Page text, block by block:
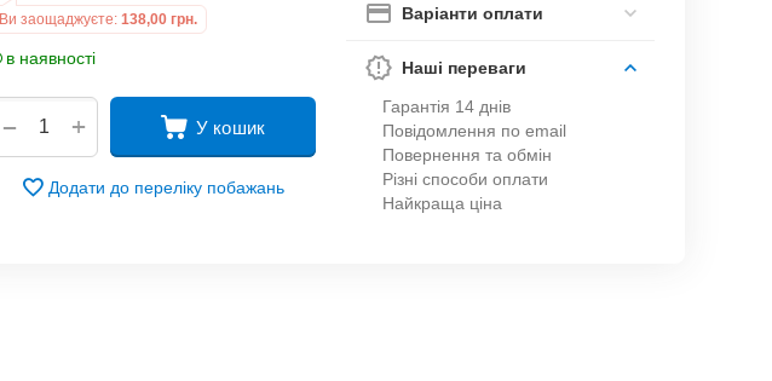
Ви заощаджуєте: 138,00 грн.
в наявності
+
− У кошик
Додати до переліку побажань
Варіанти оплати
Наші переваги
Гарантія 14 днів
Повідомлення по email
Повернення та обмін
Різні способи оплати
Найкраща ціна